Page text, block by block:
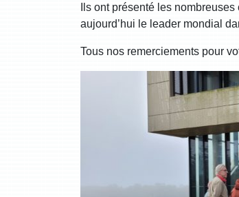
Ils ont présenté les
aujourd’hui le leader mondial
Tous nos remerciements pour